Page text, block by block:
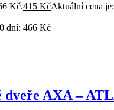
Kč.415 KčAktuální cena
dní: 466 Kč
dveře AXA –